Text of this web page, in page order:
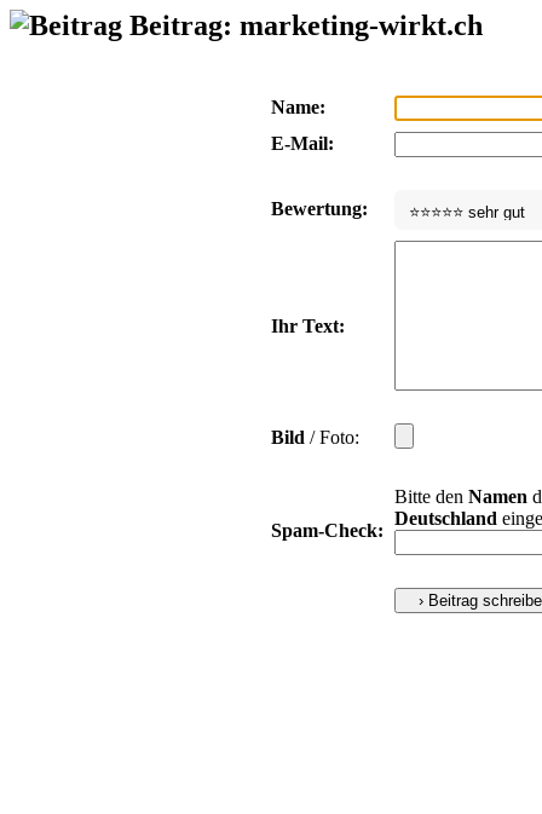
Beitrag: marketing-wirkt.ch
Name:
E-Mail:
Bewertung:
Ihr Text:
Bild / Foto:
Spam-Check:
Bitte den Namen
Deutschland